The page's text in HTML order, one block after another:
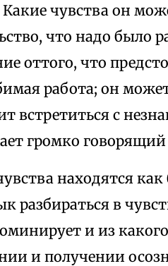
Какие чувства он
что надо было
оттого, что
работа; он
встретиться с
громко
находятся
разбираться в
и из
и получении